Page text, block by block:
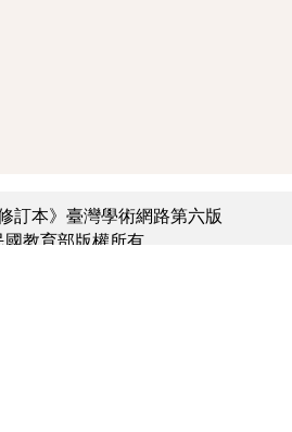
訂本》臺灣學術網路第六版
國教育部版權所有